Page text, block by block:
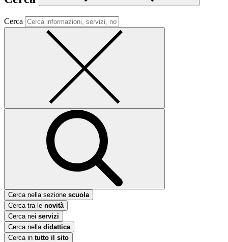
Cerca
Cerca nella sezione scuola
Cerca tra le novità
Cerca nei servizi
Cerca nella didattica
Cerca in tutto il sito